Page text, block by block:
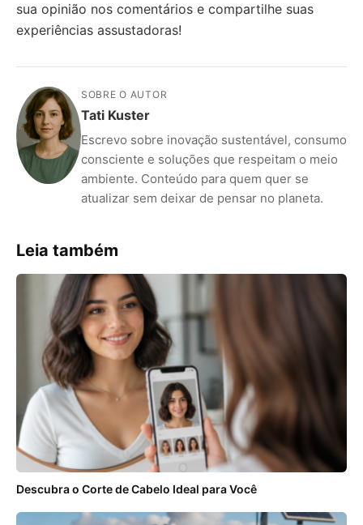
sua opinião nos comentários e compartilhe suas
experiências assustadoras!
SOBRE O AUTOR
Tati Kuster
Escrevo sobre inovação sustentável, consumo
consciente e soluções que respeitam o meio
ambiente. Conteúdo para quem quer se
atualizar sem deixar de pensar no planeta.
Leia também
Descubra o Corte de Cabelo Ideal para Você